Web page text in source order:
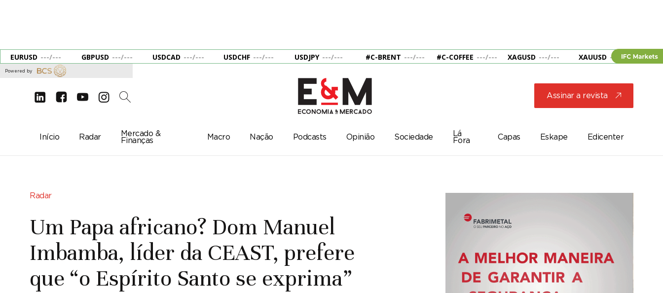
EURUSD ---/--- GBPUSD ---/--- USDCAD ---/--- USDCHF ---/--- USDJPY ---/--- #C-BRENT ---/--- #C-COFFEE ---/--- XAGUSD ---/--- XAUUSD --- ---
Powered by
d e g c 2 Assinar a revista j
Início Radar
Mercado &
Finanças
Macro Nação Podcasts Opinião Sociedade
Lá
Fora
Capas Eskape Edicenter
Radar
Um Papa africano? Dom Manuel
Imbamba, líder da CEAST, prefere
que “o Espírito Santo se exprima”